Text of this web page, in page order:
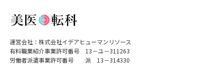
運営会社：株式会社イデアヒューマンリソース
有料職業紹介事業許可番号 13－ユ－311263
労働者派遣事業許可番号 派 13－314330